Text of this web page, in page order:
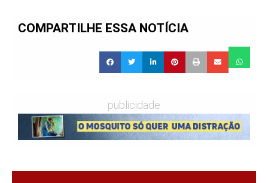
COMPARTILHE ESSA NOTÍCIA
publicidade